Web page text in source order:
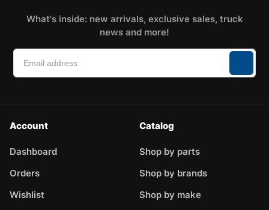
What's inside: new arrivals, exclusive sales, truck
news and more!
Account
Dashboard
Orders
Wishlist
Catalog
Shop by parts
Shop by brands
Shop by make